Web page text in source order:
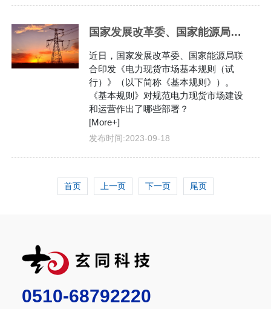
国家发展改革委、国家能源局有关负责同志就《电力现货市场基本规则（试行）》答记者问
近日，国家发展改革委、国家能源局联
合印发《电力现货市场基本规则（试
行）》（以下简称《基本规则》）。
《基本规则》对规范电力现货市场建设
和运营作出了哪些部署？
[More+]
发布时间:2023-09-18
首页 上一页 下一页 尾页
0510-68792220